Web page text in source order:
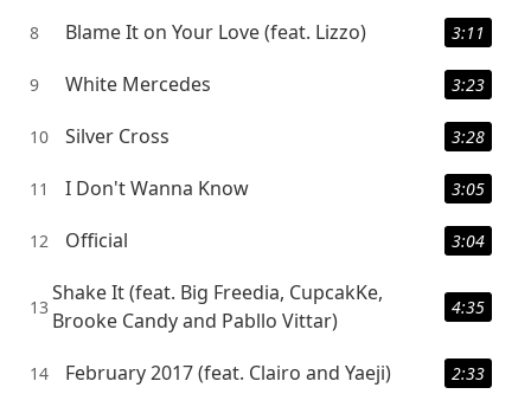
8 Blame It on Your Love (feat. Lizzo) 3:11
9 White Mercedes 3:23
10 Silver Cross 3:28
11 I Don't Wanna Know 3:05
12 Official 3:04
13
Shake It (feat. Big Freedia, CupcakKe,
Brooke Candy and Pabllo Vittar)
4:35
14 February 2017 (feat. Clairo and Yaeji) 2:33